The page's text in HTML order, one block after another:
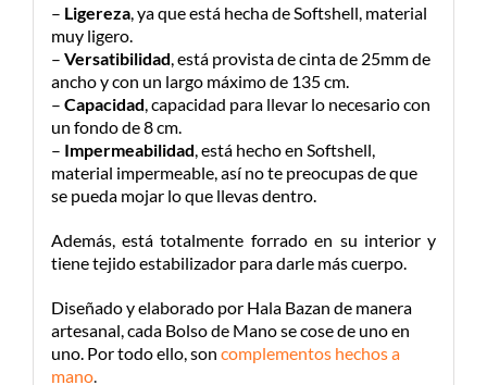
– Ligereza, ya que está hecha de Softshell, material
muy ligero.
– Versatibilidad , está provista de cinta de 25mm de
ancho y con un largo máximo de 135 cm.
– Capacidad , capacidad para llevar lo necesario con
un fondo de 8 cm.
– Impermeabilidad , está hecho en Softshell,
material impermeable, así no te preocupas de que
se pueda mojar lo que llevas dentro.
Además, está totalmente forrado en su interior y
tiene tejido estabilizador para darle más cuerpo.
Diseñado y elaborado por Hala Bazan de manera
artesanal, cada Bolso de Mano se cose de uno en
uno. Por todo ello, son complementos hechos a
mano.